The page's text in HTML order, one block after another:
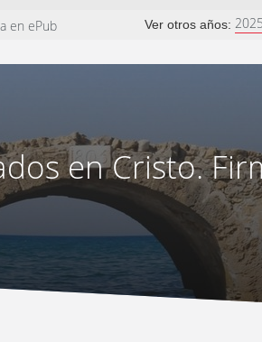
en ePub Ver otros años: 2025
en Cristo.